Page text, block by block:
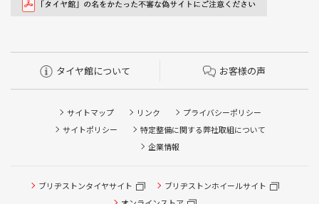
タイヤ館について お客様の声
サイトマップ リンク
プライバシーポリシー
サイトポリシー
特定整備に関する弊社取組について
企業情報
ブリヂストンタイヤサイト
ブリヂストンホイールサイト
ピット作業の予約